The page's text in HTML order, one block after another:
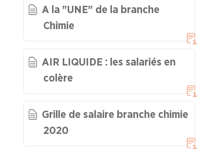
Les extraits du Mag Fce
Les extraits du CFDT magazine
SERVICES
A la "UNE" de la branche
Chimie
AIR LIQUIDE : les salariés en
colère
Grille de salaire branche chimie
2020